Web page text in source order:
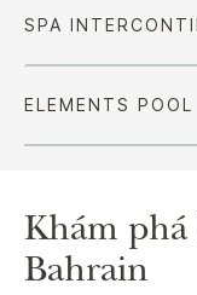
Khám phá
Bahrain